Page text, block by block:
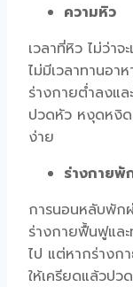
ความหิว
เวลาที่หิว ไม่ว่าจ
ไม่มีเวลาทานอา
ร่างกายต่ำลงแ
ปวดหัว หงุดหงิด
ง่าย
ร่างกาย
การนอนหลับพัก
ร่างกายฟื้นฟูแล
ไป แต่หากร่างก
ให้เครียดแล้วปว